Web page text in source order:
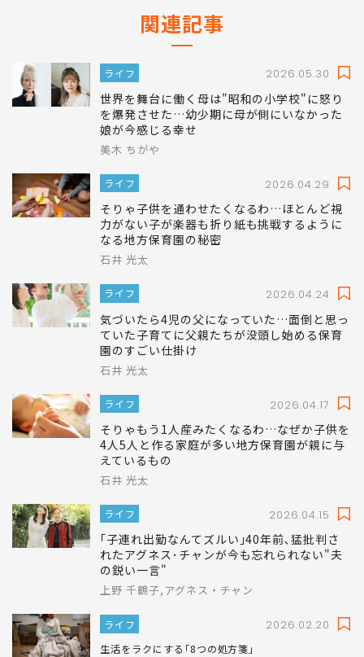
ライフ
世界を舞台に働く母は"昭和の小学校"に怒り
娘が今感じる幸せ
美木 ちがや
ライフ
そりゃ子供を通わせたくなるわ…ほとんど視
なる地方保育園の秘密
石井 光太
ライフ
気づいたら4児の父になっていた…面倒と思っ
園のすごい仕掛け
石井 光太
ライフ
そりゃもう1人産みたくなるわ…なぜか子供を
えているもの
石井 光太
ライフ
｢子連れ出勤なんてズルい｣40年前､猛批判さ
の鋭い一言"
上野 千鶴子,アグネス・チャン